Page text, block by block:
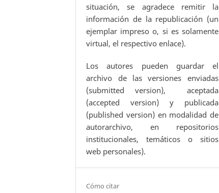
situación, se agradece remitir la
información de la republicación (un
ejemplar impreso o, si es solamente
virtual, el respectivo enlace).
Los autores pueden guardar el
archivo de las versiones enviadas
(submitted version), aceptada
(accepted version) y publicada
(published version) en modalidad de
autorarchivo, en repositorios
institucionales, temáticos o sitios
web personales).
Cómo citar